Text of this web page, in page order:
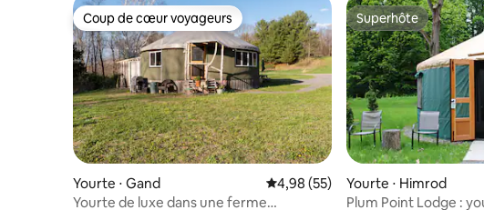
Coup de cœur voyageurs
Coup de cœur voyageurs
Yourte ⋅ Gand Évaluation moyenne sur la base
4,98 (55)
Yourte de luxe dans une ferme
Superhôte
Superhôte
Yourte ⋅ Himrod
Plum Point Lodge :